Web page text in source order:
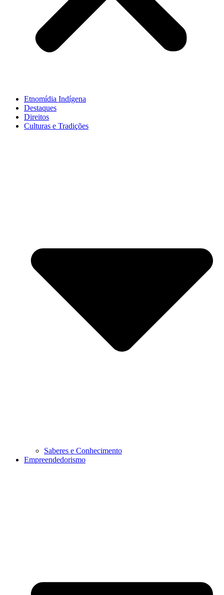
Etnomídia Indígena
Destaques
Direitos
Culturas e Tradições
Saberes e Conhecimento
Empreendedorismo